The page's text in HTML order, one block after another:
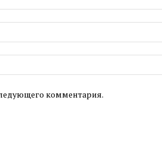
комментария.